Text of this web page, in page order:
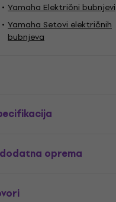
Yamaha Električni bubnjevi
Yamaha Setovi električnih
bubnjeva
oprema